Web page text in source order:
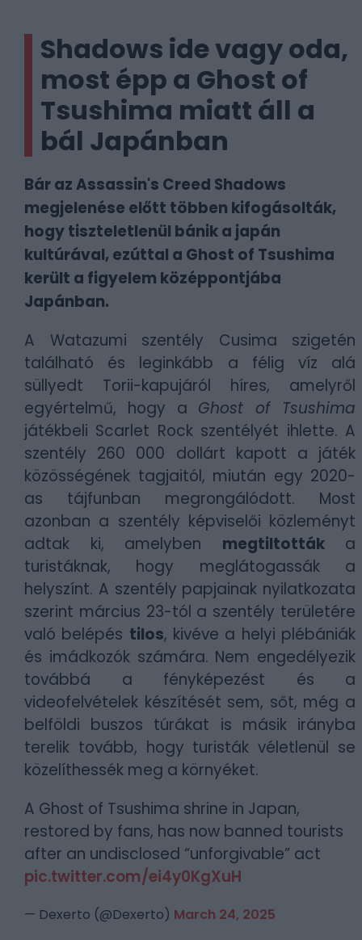
Shadows ide vagy oda,
most épp a Ghost of
Tsushima miatt áll a
bál Japánban
Bár az Assassin's Creed Shadows
megjelenése előtt többen kifogásolták,
hogy tiszteletlenül bánik a japán
kultúrával, ezúttal a Ghost of Tsushima
került a figyelem középpontjába
Japánban.
A Watazumi szentély Cusima szigetén
található és leginkább a félig víz alá
süllyedt Torii-kapujáról híres, amelyről
egyértelmű, hogy a Ghost of Tsushima
játékbeli Scarlet Rock szentélyét ihlette. A
szentély 260 000 dollárt kapott a játék
közösségének tagjaitól, miután egy 2020-
as tájfunban megrongálódott. Most
azonban a szentély képviselői közleményt
adtak ki, amelyben megtiltottáka
turistáknak, hogy meglátogassák a
helyszínt. A szentély papjainak nyilatkozata
szerint március 23-tól a szentély területére
való belépés tilos, kivéve a helyi plébániák
és imádkozók számára. Nem engedélyezik
továbbá a fényképezést és a
videofelvételek készítését sem, sőt, még a
belföldi buszos túrákat is másik irányba
terelik tovább, hogy turisták véletlenül se
közelíthessék meg a környéket.
A Ghost of Tsushima shrine in Japan,
restored by fans, has now banned tourists
after an undisclosed “unforgivable” act
pic.twitter.com/ei4y0KgXuH
— Dexerto (@Dexerto) March 24, 2025